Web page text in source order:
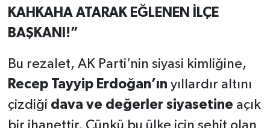
KAHKAHA ATARAK EĞLENEN İLÇE
BAŞKANI!”
Bu rezalet, AK Parti’nin siyasi kimliğine,
Recep Tayyip Erdoğan’ın yıllardır altını
çizdiği dava ve değerler siyasetine açık